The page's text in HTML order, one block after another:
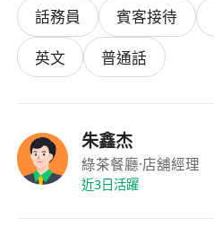
話務員 賓客接待
英文
普通話
朱鑫杰
綠茶餐廳·店舖經理
近3日活躍